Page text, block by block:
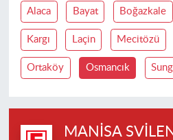
Alaca Bayat Boğazkale
Kargı Laçin Mecitözü
Ortaköy Osmancık
MANISA